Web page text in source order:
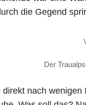
die Gegend
Der
direkt nach